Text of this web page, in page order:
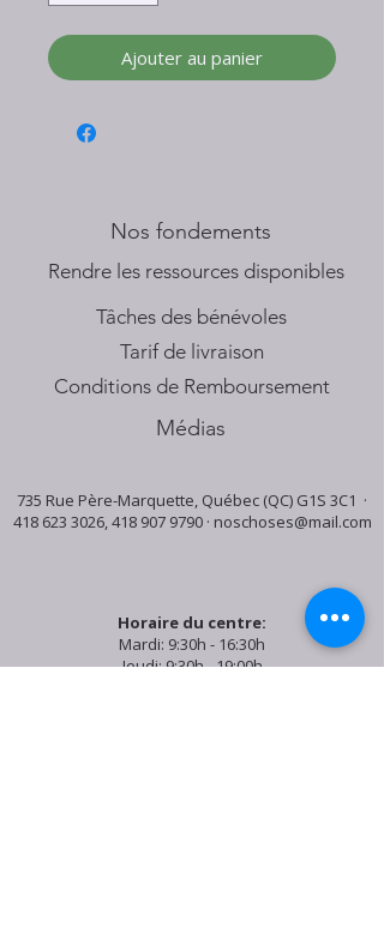
Ajouter au panier
Nos fondements
​Rendre les ressources disponibles
Tâches des bénévoles
Tarif de livraison
Conditions de Remboursement
Médias
735 Rue Père-Marquette, Québec (QC) G1S 3C1 ·
418 623 3026,418 907 9790· noschoses@mail.com
Horaire du centre:
Mardi: 9:30h - 16:30h
Jeudi: 9:30h - 19:00h